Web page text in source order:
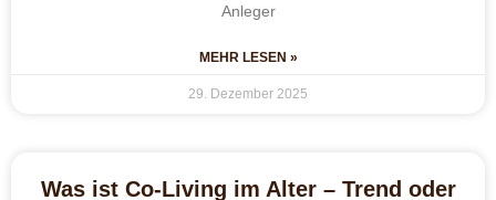
Anleger
MEHR LESEN »
29. Dezember 2025
Was ist Co-Living im Alter – Trend oder